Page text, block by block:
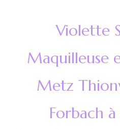
Violette
Maquilleuse
Metz
Forbach